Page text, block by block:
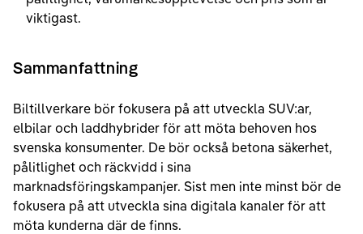
viktigast.
Sammanfattning
Biltillverkare bör fokusera på att utveckla SUV:ar,
elbilar och laddhybrider för att möta behoven hos
svenska konsumenter. De bör också betona säkerhet,
pålitlighet och räckvidd i sina
marknadsföringskampanjer. Sist men inte minst bör de
fokusera på att utveckla sina digitala kanaler för att
möta kunderna där de finns.